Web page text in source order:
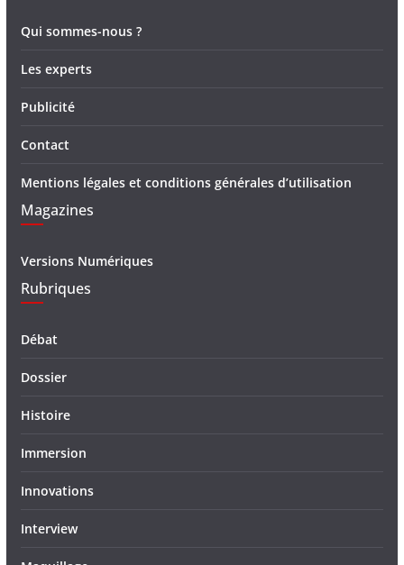
Qui sommes-nous ?
Les experts
Publicité
Contact
Mentions légales et conditions générales d’utilisation
Magazines
Versions Numériques
Rubriques
Débat
Dossier
Histoire
Immersion
Innovations
Interview